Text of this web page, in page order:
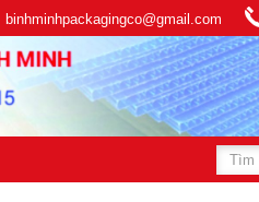
binhminhpackagingco@gmail.com